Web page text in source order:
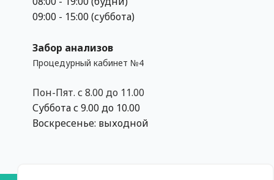
09:00 - 15:00 (суббота)
Забор анализов
Процедурный кабинет №4
Пон-Пят. с 8.00 до 11.00
Суббота с 9.00 до 10.00
Воскресенье: выходной